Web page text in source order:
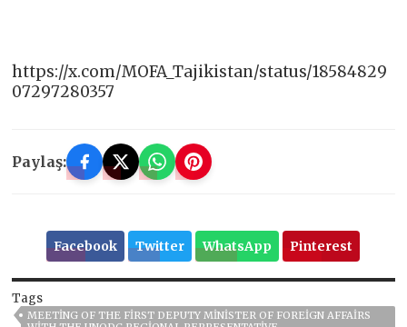
https://x.com/MOFA_Tajikistan/status/18584829
07297280357
Paylaş:
Facebook Twitter WhatsApp Pinterest
Tags
MEETING OF THE FIRST DEPUTY MINISTER OF FOREIGN AFFAIRS